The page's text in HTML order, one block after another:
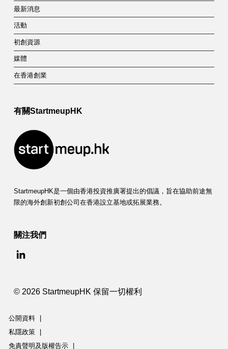
最新消息
活動
初創資源
媒體
在香港創業
有關StartmeupHK
StartmeupHK是一個由香港投資推廣署提出的倡議，旨在協助前途無
限的海外創新初創公司在香港設立基地或拓展業務。
關注我們
© 2026 StartmeupHK 保留一切權利
公開資料
私隱政策
免責聲明及版權告示